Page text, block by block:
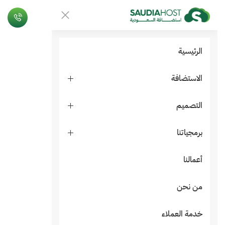
الرئيسية
الاستضافة
التصميم
برمجياتنا
أعمالنا
من نحن
خدمة العملاء